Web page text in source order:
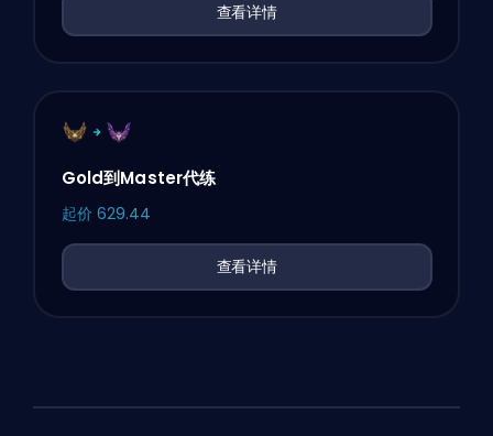
查看详情
Gold到Master代练
起价 629.44
查看详情